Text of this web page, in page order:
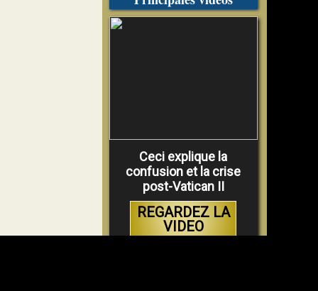
Ceci explique la
confusion et la crise
post-Vatican II
REGARDEZ LA
VIDEO